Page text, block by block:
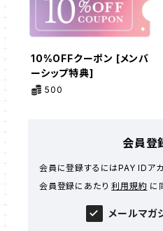
10%OFFクーポン [メンバ
ーシップ特典]
500
会員登
会員に登録するにはPAY IDアカ
会員登録にあたり利用規約 に
メールマガ